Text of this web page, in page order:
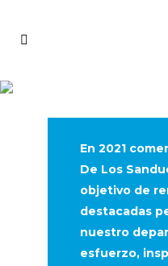
En 2021
De Los
objetivo de
destacadas
nuestro
esfuerzo,